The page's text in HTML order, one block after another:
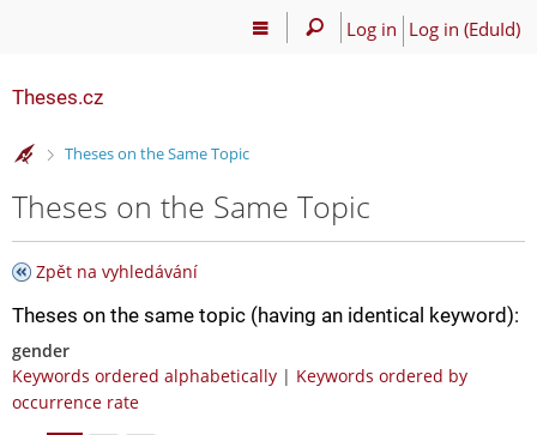
Log in Log in (EduId)
Theses.cz
>
Theses on the Same Topic
Theses on the Same Topic
Zpět na vyhledávání
Theses on the same topic (having an identical keyword):
gender
Keywords ordered alphabetically | Keywords ordered by
occurrence rate